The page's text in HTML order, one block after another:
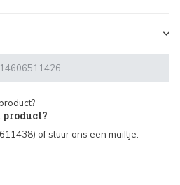
product?
of stuur ons een mailtje.